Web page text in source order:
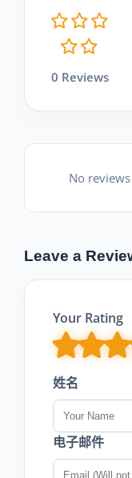
0 Reviews
No
Leave a
Your Rating
姓名
电子邮件